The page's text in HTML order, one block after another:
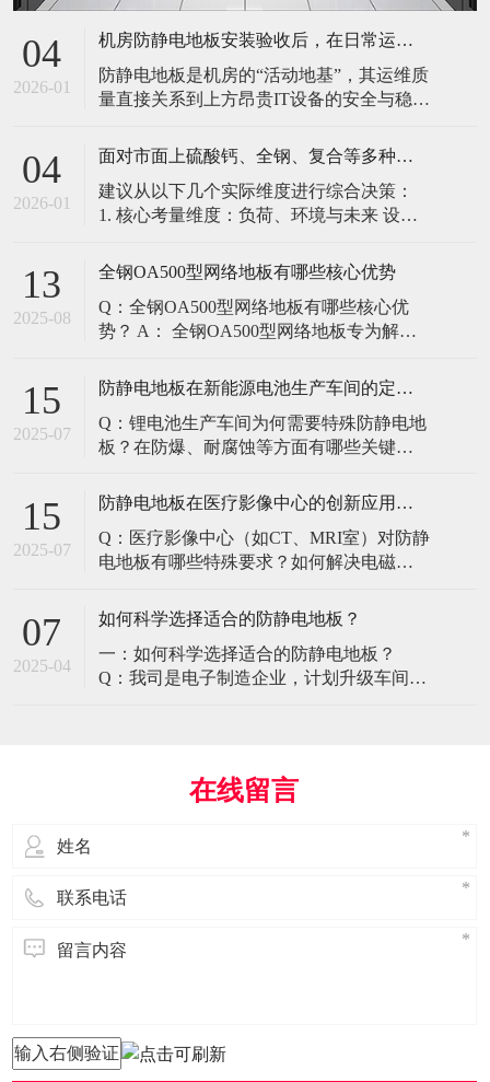
04
2026-01
机房防静电地板安装验收后，在日常运维中常常被忽视。请问，一套规范的、可操作的维护规程应包含哪些内容？有哪些“小问题”若不及时处理，会演变成“大故障”？
防静电地板是机房的“活动地基”，其运维质
量直接关系到上方昂贵IT设备的安全与稳
修，是保障其长期可靠的关键。 1. 建立分
由值班工程师执行）： 观： 巡检时观察地
面有无明显的水渍、油污或其它液体泼
04
2026-01
面对市面上硫酸钙、全钢、复合等多种类型的机房防静电地板，我们该如何科学选型？除了预算，更应该从哪些实际维度进行考量，以避免“过度配置”或“配置不足”？
建议从以下几个实际维度进行综合决策：
1. 核心考量维度：负荷、环境与未来 设备
您必须计算机房规划区域内最重设备的单
点载荷（通常指服务器机柜的支脚压
力）。 轻型机房（标准服务器/网络柜）：
单点载荷通常在1960N，主流的优质复合地
13
2025-08
全钢OA500型网络地板有哪些核心优势
Q：全钢OA500型网络地板有哪些核心优
势？ A： 全钢OA500型网络地板专为解决
以下核心优势： 高强度结构：采用优质冷
轧钢板拉伸焊接成型，表面磷化后静电喷
塑，防锈耐磨，承重性能优异。 便捷布
线：配套活动线槽板设计，可轻松掀起盖
15
2025-07
防静电地板在新能源电池生产车间的定制化解决方案
Q：锂电池生产车间为何需要特殊防静电地
板？在防爆、耐腐蚀等方面有哪些关键技
环境并存的特殊场景，需要全方位防护方
境要求 • 防爆等级：Ex IIB T4（ATEX认
证） • 静电泄放速度：<0.
15
2025-07
防静电地板在医疗影像中心的创新应用方案
Q：医疗影像中心（如CT、MRI室）对防静
电地板有哪些特殊要求？如何解决电磁干
环境特殊性对防静电地板提出了前所未有
疗影像环境的特殊需求 电磁兼容性要求 •
MRI室需完全无磁：磁化率<0.001（
07
2025-04
如何科学选择适合的防静电地板？
一：如何科学选择适合的防静电地板？
Q：我司是电子制造企业，计划升级车间地
用场景、技术指标及长期维护成本综合考
量。作为深耕行业多年的广东立品地板科
在线留言